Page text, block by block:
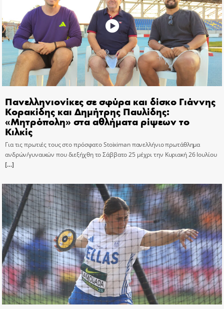
Πανελληνιονίκες σε σφύρα και δίσκο Γιάννης
Κορακίδης και Δημήτρης Παυλίδης:
«Μητρόπολη» στα αθλήματα ρίψεων το
Κιλκίς
Για τις πρωτιές τους στο πρόσφατο Stoiximan πανελλήνιο πρωτάθλημα
ανδρών/γυναικών που διεξήχθη το Σάββατο 25 μέχρι την Κυριακή 26 Ιουλίου
[…]